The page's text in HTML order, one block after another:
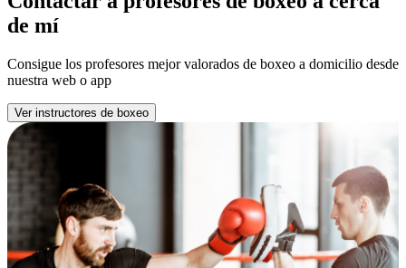
de mí
Consigue los profesores mejor valorados de boxeo a domicilio desde
nuestra web o app
Ver instructores de boxeo